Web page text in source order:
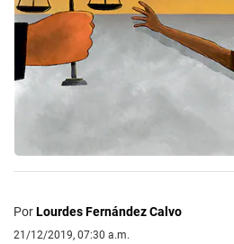
PorLourdes Fernández Calvo
21/12/2019, 07:30 a.m.